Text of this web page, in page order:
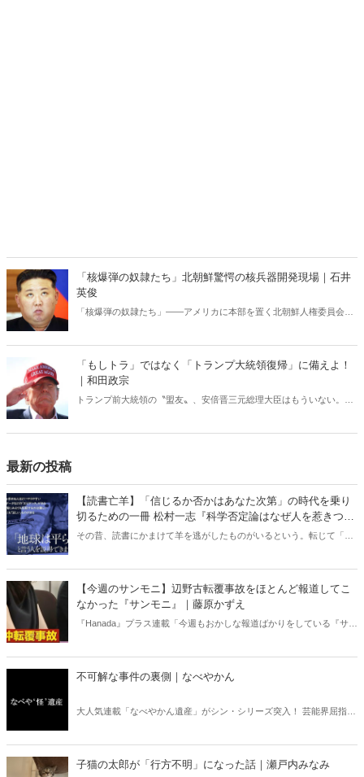
「核爆弾の奴隷たち」北朝鮮驚愕の核兵器開発現場｜石井
英俊
「核爆弾の奴隷たち」――アメリカに本部を置く北朝鮮人権委員会が
独裁国家で実施されている「現代の奴隷制度」の実態。
「もしトラ」ではなく「トランプ大統領復帰」に備えよ！
｜和田政宗
トランプ前大統領の〝盟友〟、安倍晋三元総理大臣はもういない。
最新の投稿
【読書亡羊】「信じるか否かはあなた次第」の時代を乗り
切るための一冊 松村一志『科学否定論はなぜ人を惹きつけ
るのか』（ちくま新書）｜梶原麻衣子
その昔、読書にかまけて羊を逃がしたものがいるという。転じて「読
ある。元月刊『Hanada』編集部員のライター・梶原がお送りする時事
書評！
【今週のサンモニ】辺野古転覆事故をほとんど報道してこ
なかった『サンモニ』｜藤原かずえ
『Hanada』プラス連載「今週もおかしな報道ばかりをしている『サン
不可解な事件の裏側｜なべやかん
大人気連載「なべやかん遺産」がシン・シリーズ突入！ 芸能界屈指の
信じるか信じないかは、あなた次第！ 芸能ニュース
子猫の太郎が「行方不明」になった話｜瀬戸内みなみ